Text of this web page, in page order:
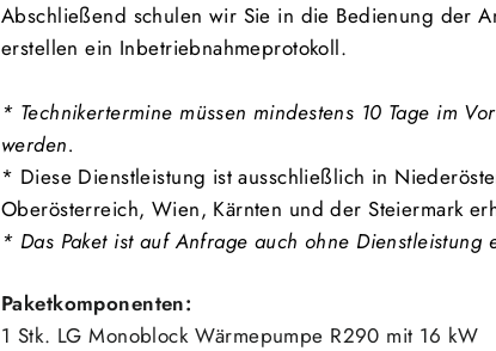
Abschließend schulen wir Sie in die Bedienung der
erstellen ein Inbetriebnahmeprotokoll.
* Technikertermine müssen mindestens 10 Tage im
werden.
* Diese Dienstleistung ist ausschließlich in
Oberösterreich, Wien, Kärnten und der Steiermark
* Das Paket ist auf Anfrage auch ohne Dienstleistung
Paketkomponenten:
1 Stk. LG Monoblock Wärmepumpe R290 mit 16 kW